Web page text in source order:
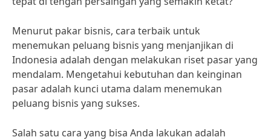
Menurut pakar bisnis, cara terbaik untuk
menemukan peluang bisnis yang menjanjikan di
Indonesia adalah dengan melakukan riset pasar yang
mendalam. Mengetahui kebutuhan dan keinginan
pasar adalah kunci utama dalam menemukan
peluang bisnis yang sukses.
Salah satu cara yang bisa Anda lakukan adalah